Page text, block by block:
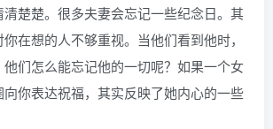
楚楚。很多夫妻会忘记一些纪念日。其
在想的人不够重视。当他们看到他时，
们怎么能忘记他的一切呢？如果一个女
向你表达祝福，其实反映了她内心的一些